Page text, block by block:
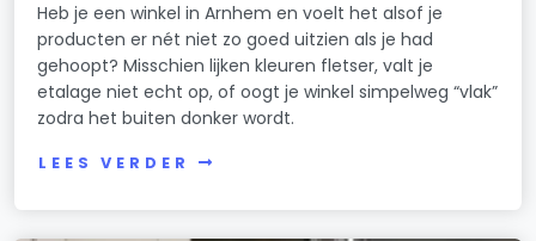
Heb je een winkel in Arnhem en voelt het alsof je
producten er nét niet zo goed uitzien als je had
gehoopt? Misschien lijken kleuren fletser, valt je
etalage niet echt op, of oogt je winkel simpelweg “vlak”
zodra het buiten donker wordt.
LEES VERDER